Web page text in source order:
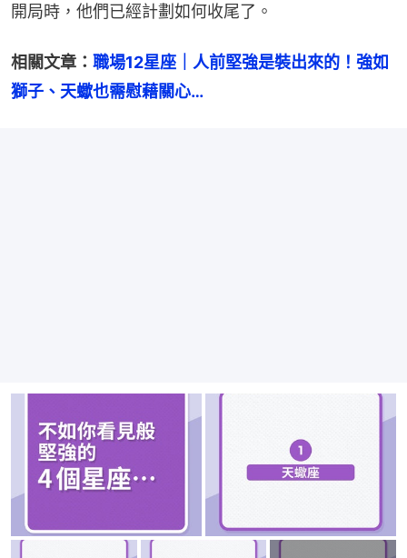
開局時，他們已經計劃如何收尾了。
相關文章： 職場12星座｜人前堅強是裝出來的！強如
獅子、天蠍也需慰藉關心…